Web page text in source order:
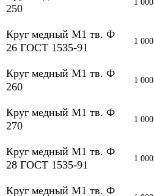
250
1 000
Круг медный М1 тв. Ф
26 ГОСТ 1535-91
1 000
Круг медный М1 тв. Ф
260
1 000
Круг медный М1 тв. Ф
270
1 000
Круг медный М1 тв. Ф
28 ГОСТ 1535-91
1 000
Круг медный М1 тв. Ф